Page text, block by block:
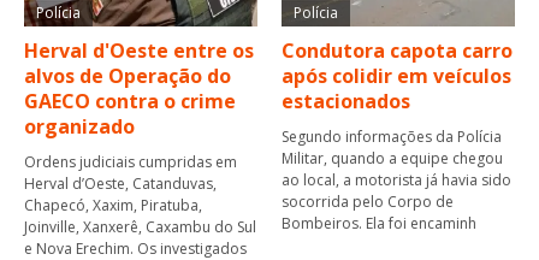
Polícia
Herval d'Oeste entre os
alvos de Operação do
GAECO contra o crime
organizado
Ordens judiciais cumpridas em
Herval d’Oeste, Catanduvas,
Chapecó, Xaxim, Piratuba,
Joinville, Xanxerê, Caxambu do Sul
e Nova Erechim. Os investigados
Polícia
Condutora capota carro
após colidir em veículos
estacionados
Segundo informações da Polícia
Militar, quando a equipe chegou
ao local, a motorista já havia sido
socorrida pelo Corpo de
Bombeiros. Ela foi encaminh